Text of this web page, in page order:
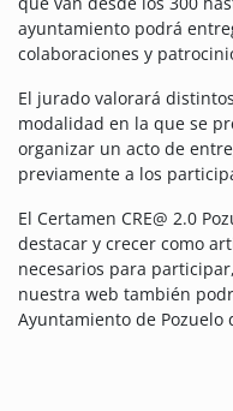
ayuntamiento podrá
colaboraciones y
El jurado valorará
modalidad en la que se
organizar un acto de
previamente a los
El Certamen CRE@ 2.0
destacar y crecer como
necesarios para
nuestra web también
Ayuntamiento de Pozuelo